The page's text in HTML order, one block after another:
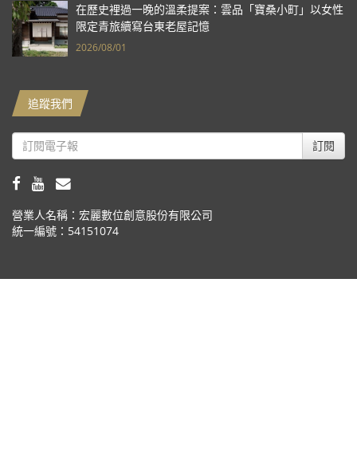
在歷史裡過一晚的溫柔提案：雲品「寶桑小町」以女性
限定青旅續寫台東老屋記憶
2026/08/01
追蹤我們
訂閱
營業人名稱：宏麗數位創意股份有限公司
統一編號：54151074